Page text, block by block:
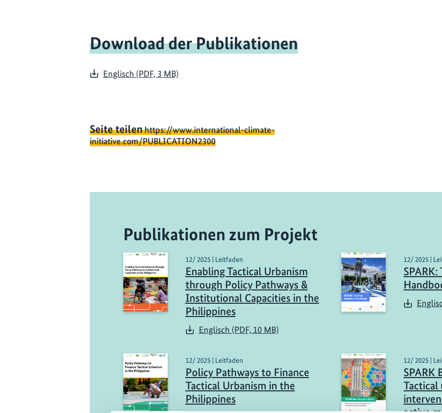
Download der Publikationen
Englisch (PDF, 3 MB)
Seite teilenhttps://www.international-climate-
initiative.com/PUBLICATION2300
Publikationen zum Projekt
12/ 2025 | Leitfaden
Enabling Tactical Urbanism
through Policy Pathways &
Institutional Capacities in the
Philippines
Englisch (PDF, 10 MB)
12/ 2025 |
12/ 2025 | Leitfaden
Policy Pathways to Finance
Tactical Urbanism in the
Philippines
12/ 2025 |
SPARK
Tactical